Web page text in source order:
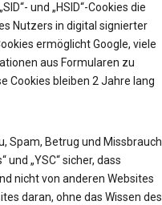
und „HSID“-Cookies die
Nutzers in digital signierter
ermöglicht Google, viele
aus Formularen zu
Cookies bleiben 2 Jahre lang
Spam, Betrug und Missbrauch
„YSC“ sicher, dass
nicht von anderen Websites
daran, ohne das Wissen des